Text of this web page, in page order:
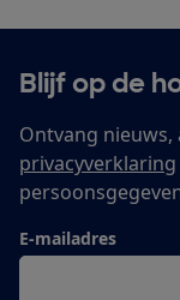
Blijf op de
Ontvang nieuws,
privacyverklaring
E-mailadres